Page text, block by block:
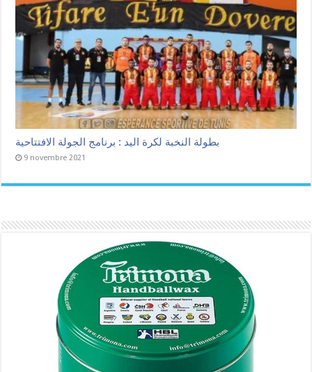
بطولة النخبة لكرة اليد : برنامج الجولة الافتتاحية
9 novembre 2021